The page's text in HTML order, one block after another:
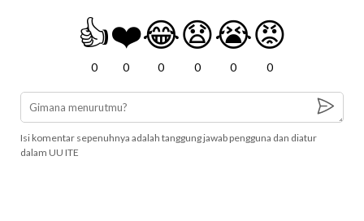
👍
0
❤️
0
😂
0
😧
0
😭
0
😡
0
Isi komentar sepenuhnya adalah tanggung jawab pengguna dan diatur
dalam UU ITE